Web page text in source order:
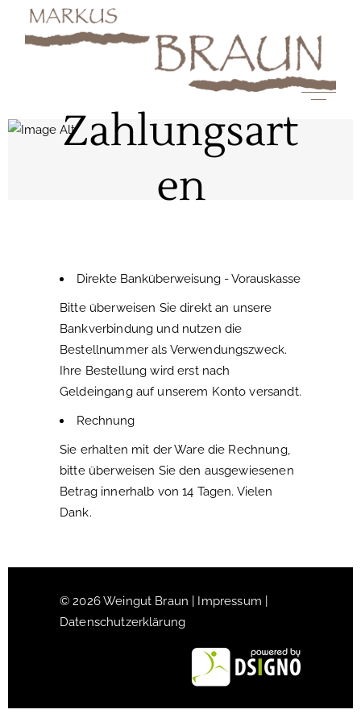
Zahlungsart
en
Direkte Banküberweisung - Vorauskasse
Bitte überweisen Sie direkt an unsere
Bankverbindung und nutzen die
Bestellnummer als Verwendungszweck.
Ihre Bestellung wird erst nach
Geldeingang auf unserem Konto versandt.
Rechnung
Sie erhalten mit der Ware die Rechnung,
bitte überweisen Sie den ausgewiesenen
Betrag innerhalb von 14 Tagen. Vielen
Dank.
© 2026 Weingut Braun | Impressum
Datenschutzerklärung